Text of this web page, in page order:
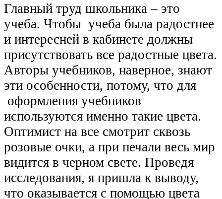
Главный труд школьника – это
учеба. Чтобы учеба была радостнее
и интересней в кабинете должны
присутствовать все радостные цвета.
Авторы учебников, наверное, знают
эти особенности, потому, что для
оформления учебников
используются именно такие цвета.
Оптимист на все смотрит сквозь
розовые очки, а при печали весь мир
видится в черном свете. Проведя
исследования, я пришла к выводу,
что оказывается с помощью цвета